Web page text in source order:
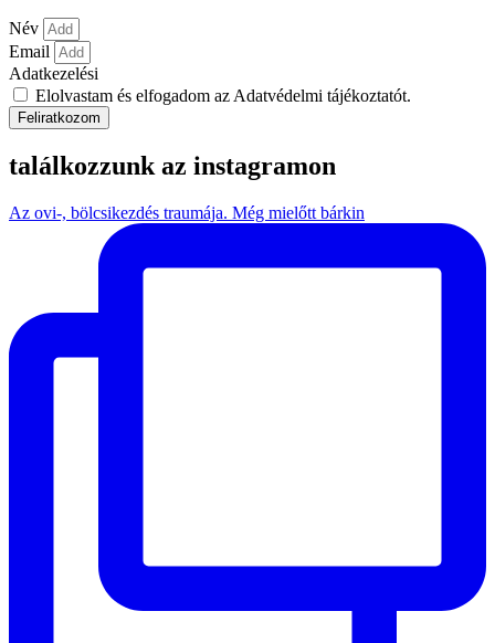
Név
Email
Adatkezelési
Elolvastam és elfogadom az Adatvédelmi tájékoztatót.
Feliratkozom
találkozzunk az instagramon
Az ovi-, bölcsikezdés traumája. Még mielőtt bárkin